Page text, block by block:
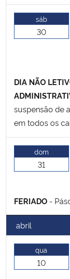
sáb
30
DIA NÃO
suspensão de
em todos os
dom
31
FERIADO -
abril
qua
10